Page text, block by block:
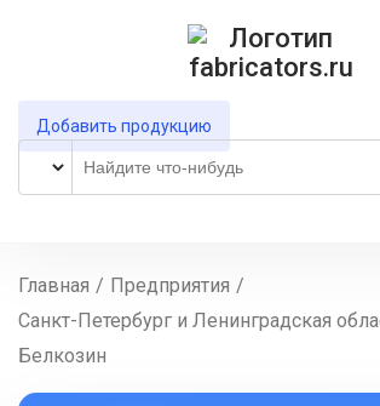
Добавить продукцию
Главная / Предприятия /
Санкт-Петербург и Ленинградская
Белкозин